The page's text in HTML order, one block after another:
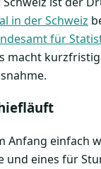
in der Schweiz
für
macht
Anfang einfach
und eines für